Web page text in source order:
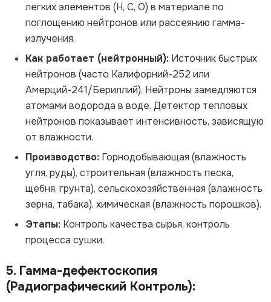
легких элементов (H, C, O) в материале по
поглощению нейтронов или рассеянию гамма-
излучения.
Как работает (нейтронный): Источник быстрых
нейтронов (часто Калифорний-252 или
Амерций-241/Бериллий). Нейтроны замедляются
атомами водорода в воде. Детектор тепловых
нейтронов показывает интенсивность, зависящую
от влажности.
Производство: Горнодобывающая (влажность
угля, руды), строительная (влажность песка,
щебня, грунта), сельскохозяйственная (влажность
зерна, табака), химическая (влажность порошков).
Этапы: Контроль качества сырья, контроль
процесса сушки.
5. Гамма-дефектоскопия
(Радиографический Контроль):